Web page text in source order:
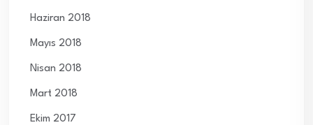
Haziran 2018
Mayıs 2018
Nisan 2018
Mart 2018
Ekim 2017